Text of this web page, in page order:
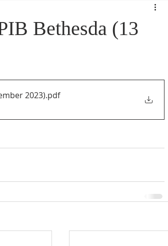
Bethesda (13
2023).pdf